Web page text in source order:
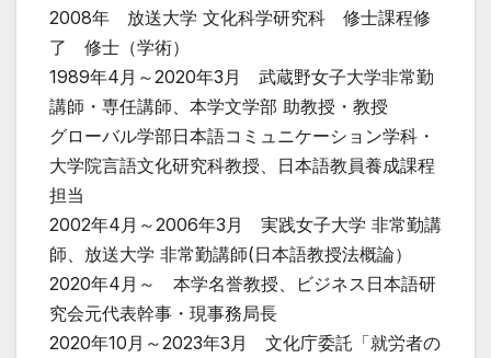
2008年 放送大学 文化科学研究科 修士課程修
了 修士（学術）
1989年4月～2020年3月 武蔵野女子大学非常勤
講師・専任講師、本学文学部 助教授・教授
グローバル学部日本語コミュニケーション学科・
大学院言語文化研究科教授、日本語教員養成課程
担当
2002年4月～2006年3月 実践女子大学 非常勤講
師、放送大学 非常勤講師(日本語教授法概論）
2020年4月～ 本学名誉教授、ビジネス日本語研
究会元代表幹事・現事務局長
2020年10月～2023年3月 文化庁委託「就労者の